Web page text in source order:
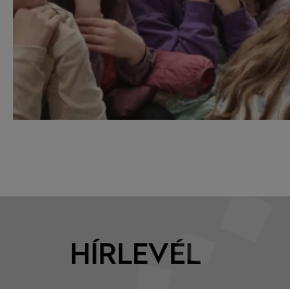
HÍRLEVÉL